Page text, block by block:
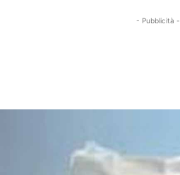
- Pubblicità -